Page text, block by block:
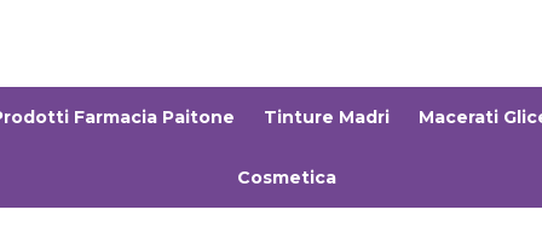
Farmacia Paitone Tinture Madri Macerati
Cosmetica